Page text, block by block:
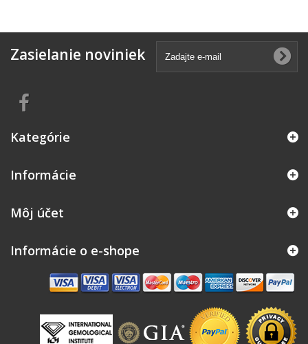
Zasielanie noviniek
Kategórie
Informácie
Môj účet
Informácie o e-shope